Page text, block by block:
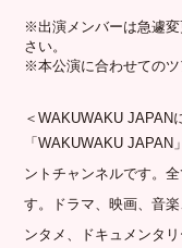
※出演メンバーは急遽
さい。
※本公演に合わせてのツ
＜WAKUWAKU JAPAN
「WAKUWAKU JAPAN
ントチャンネルです。
す。ドラマ、映画、音
ンタメ、
ドキュメンタ